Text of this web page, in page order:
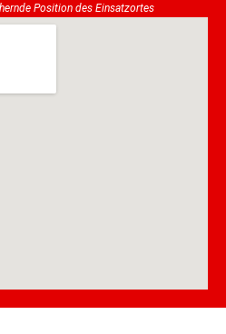
Position des Einsatzortes